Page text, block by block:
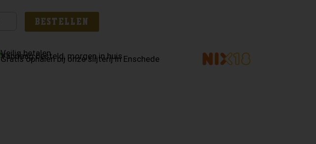
BESTELLEN
Veilig betalen
Vandaag besteld, morgen in huis
Gratis ophalen bij onze slijterij in Enschede